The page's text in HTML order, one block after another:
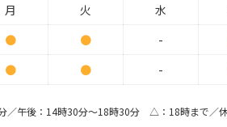
月 火 水
● ● -
● ● -
／午後：14時30分～18時30分 △：18時まで／